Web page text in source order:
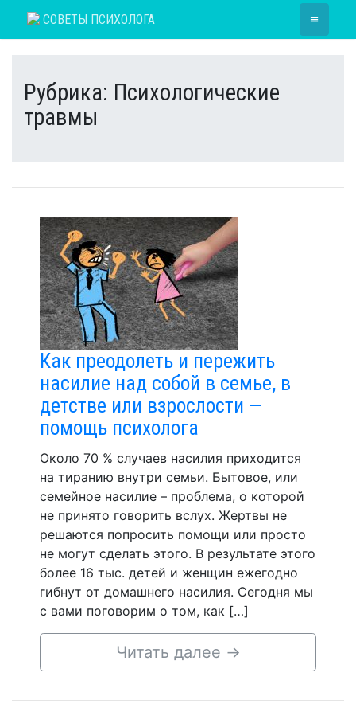
СОВЕТЫ ПСИХОЛОГА ≡
Рубрика: Психологические
травмы
Как преодолеть и пережить
насилие над собой в семье, в
детстве или взрослости —
помощь психолога
Около 70 % случаев насилия приходится
на тиранию внутри семьи. Бытовое, или
семейное насилие – проблема, о которой
не принято говорить вслух. Жертвы не
решаются попросить помощи или просто
не могут сделать этого. В результате этого
более 16 тыс. детей и женщин ежегодно
гибнут от домашнего насилия. Сегодня мы
с вами поговорим о том, как […]
Читать далее →